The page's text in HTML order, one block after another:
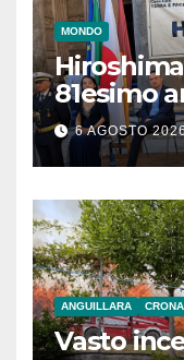
MONDO
81esimo
monito
6 AGOSTO
ANGUILLARA
Vasto